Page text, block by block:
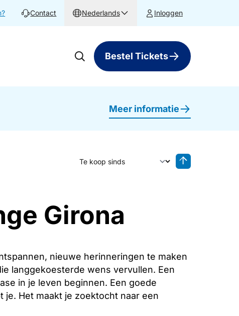
Contact Nederlands Inloggen
Bestel Tickets
Meer informatie
Sorteer op
Girona
nieuwe herinneringen te maken
langgekoesterde wens vervullen. Een
in je leven beginnen. Een goede
Het maakt je zoektocht naar een